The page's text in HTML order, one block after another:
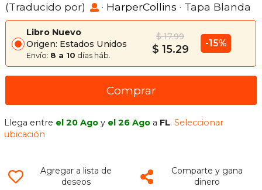
(Traducido por)
· HarperCollins · Tapa Blanda
Libro Nuevo
Origen: Estados Unidos
Envío: 8 a 10 días háb.
$ 17.99
$ 15.29 -15%
Comprar
Llega entre el 20 Ago y el 26 Ago a FL.Seleccionar
ubicación
Agregar a lista de
deseos
Comparte y gana
dinero